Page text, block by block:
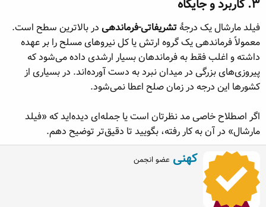
۳. کاربرد و جایگاه​
فیلد مارشال یک درجهٔ تشریفاتی-فرماندهی در بالاترین سطح است.
معمولاً فرماندهی یک گروه ارتش یا کل نیروهای مسلح را بر عهده
داشته و اغلب فقط به فرماندهان بسیار ارشدی داده می‌شود که
پیروزی‌های بزرگی در میدان نبرد به دست آورده‌اند. در بسیاری از
کشورها این درجه در زمان صلح اعطا نمی‌شود.
اگر اصطلاح خاصی مد نظرتان است یا جمله‌ای دیده‌اید که «فیلد
مارشال» در آن به کار رفته، بگویید تا دقیق‌تر توضیح دهم.
W
کهنی عضو انجمن